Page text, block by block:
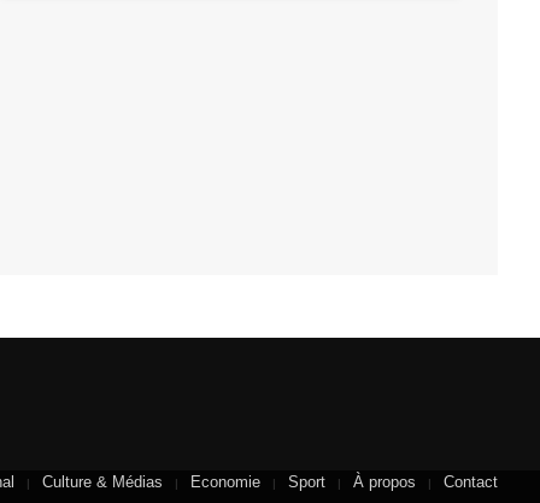
Culture & Médias Economie Sport À propos Contact